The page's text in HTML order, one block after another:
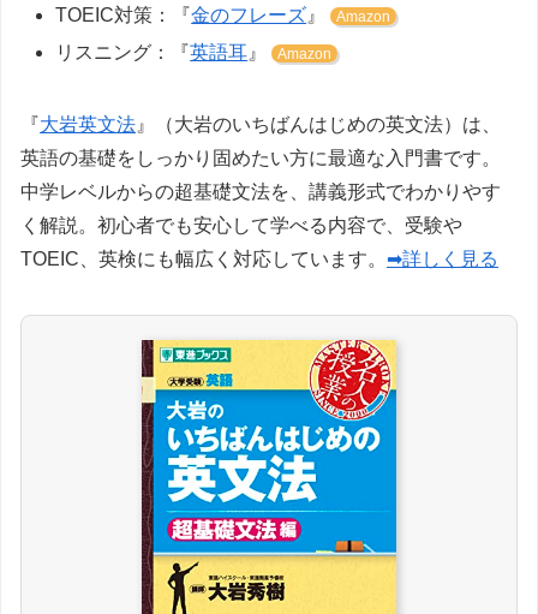
TOEIC対策：『金のフレーズ 』 Amazon
リスニング：『英語耳 』 Amazon
『大岩英文法 』（大岩のいちばんはじめの英文法）は、
英語の基礎をしっかり固めたい方に最適な入門書です。
中学レベルからの超基礎文法を、講義形式でわかりやす
く解説。初心者でも安心して学べる内容で、受験や
TOEIC、英検にも幅広く対応しています。 ➡詳しく見る